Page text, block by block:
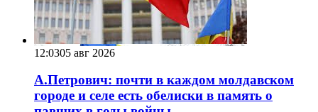
12:0305 авг 2026
А.Петрович: почти в каждом молдавском
городе и селе есть обелиски в память о